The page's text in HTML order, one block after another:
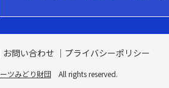
お問い合わせ プライバシーポリシー
ツみどり財団All rights reserved.